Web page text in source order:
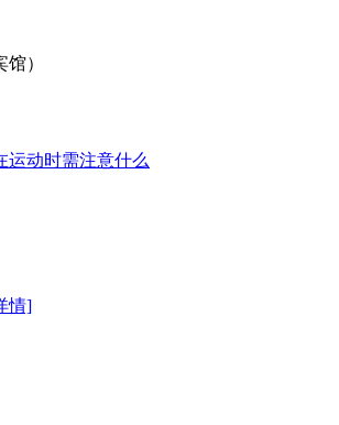
）
运动时需注意什么
情]